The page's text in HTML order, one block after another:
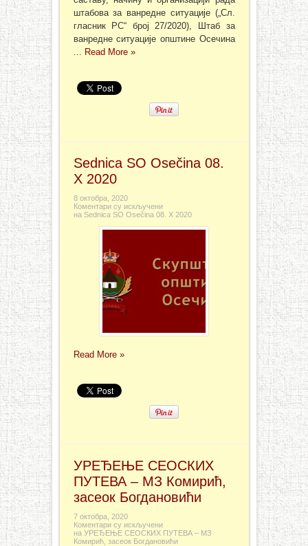
штабова за ванредне ситуације („Сл.
гласник РС“ број 27/2020), Штаб за
ванредне ситуације општине Осечина
Read More »
Sednica SO Osečina 08.
X 2020
8 октобра, 2020
Коментари су искључени
на Sednica SO Osečina 08. X 2020
Read More »
УРЕЂЕЊЕ СЕОСКИХ
ПУТЕВА – МЗ Комирић,
засеок Богдановићи
7 октобра, 2020
Коментари су искључени
на УРЕЂЕЊЕ СЕОСКИХ ПУТЕВА – МЗ
Комирић, засеок Богдановићи